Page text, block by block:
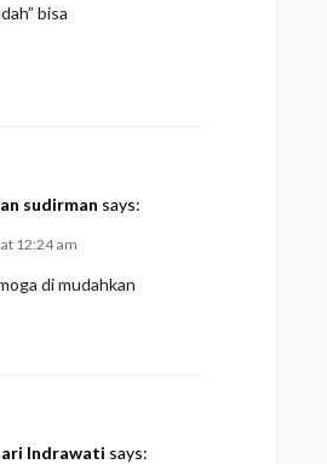
bisa
sudirman says:
12:24 am
di mudahkan
Indrawati says: